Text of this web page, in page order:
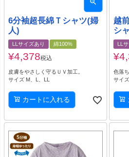
6分袖超長綿Ｔシャツ(婦
人)
LLサイズあり 綿100%
¥4,378税込
皮膚をやさしく守るＵＶ加工。
サイズ M、L、LL
カートに入れる
越
シ
LL
¥
色落
サイ